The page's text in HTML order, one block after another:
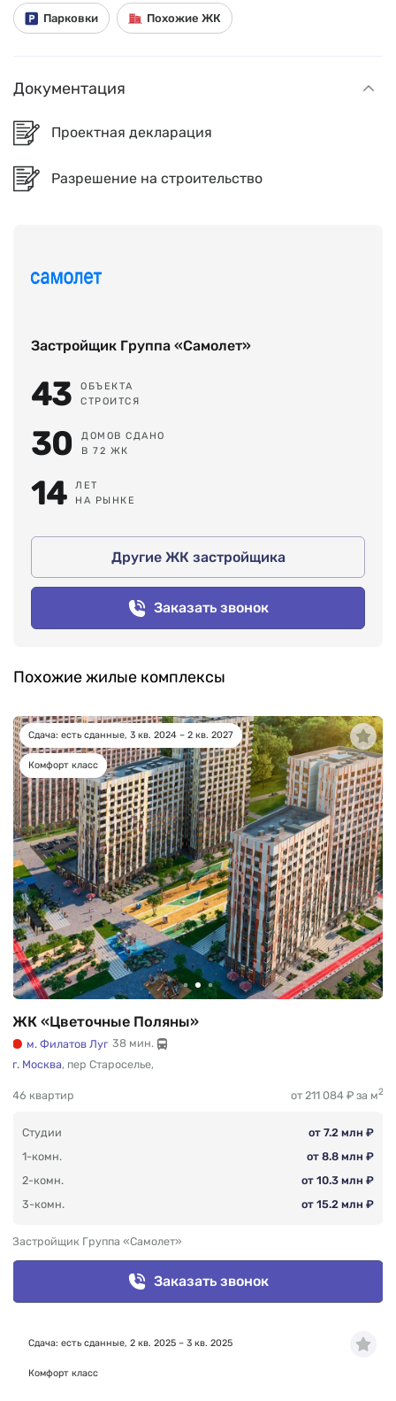
Парковки Похожие ЖК
Документация
Проектная декларация
Разрешение на строительство
Застройщик Группа «Самолет»
43
ОБЪЕКТА
СТРОИТСЯ
30
ДОМОВ СДАНО
В 72 ЖК
14
ЛЕТ
НА РЫНКЕ
Другие ЖК застройщика
Заказать звонок
Похожие жилые комплексы
ЖК «Цветочные Поляны»
м. Филатов Луг 38 мин.
г. Москва, пер Староселье,
46 квартир от 211 084 ₽ за м2
Студии
от 7.2 млн ₽
1-комн.
от 8.8 млн ₽
2-комн.
от 10.3 млн ₽
3-комн.
от 15.2 млн ₽
Застройщик Группа «Самолет»
Заказать звонок
Сдача: есть сданные, 3 кв. 2024 – 2 кв. 2027
Комфорт класс
Сдача: есть сданные, 2 кв. 2025 – 3 кв. 2025
Комфорт класс